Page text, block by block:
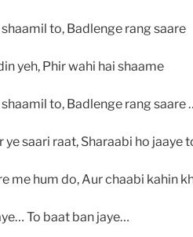
shaamil to, Badlenge rang saare
yeh, Phir wahi hai shaame
to, Badlenge rang saare
ye saari raat, Sharaabi ho jaaye
me hum do, Aur chaabi kahin
To baat ban jaye…